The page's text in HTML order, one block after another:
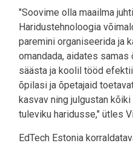
"Soovime olla maailma
Haridustehnoloogia
paremini organiseerida ja
omandada, aidates
säästa ja koolil tööd
õpilasi ja õpetajaid
kasvav ning julgustan
tuleviku haridusse," ütles
EdTech Estonia